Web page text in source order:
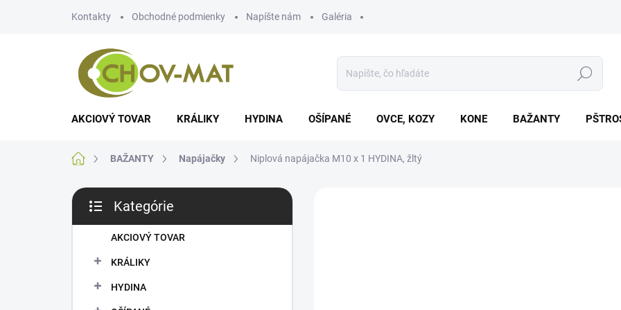
Kontakty Obchodné podmienky Napíšte nám Galéria
Hľadať
AKCIOVÝ TOVAR KRÁLIKY HYDINA OŠÍPANÉ OVCE, KOZY KONE BAŽANTY
DomovBAŽANTY Napájačky Niplová napájačka M10 x 1 HYDINA, žltý
B
č
kategórie
Kategórie
AKCIOVÝ TOVAR
KRÁLIKY
HYDINA